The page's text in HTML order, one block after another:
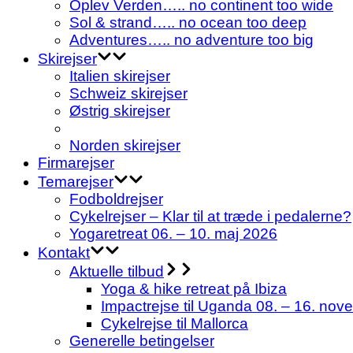
Oplev Verden….. no continent too wide
Sol & strand….. no ocean too deep
Adventures….. no adventure too big
Skirejser
Italien skirejser
Schweiz skirejser
Østrig skirejser
Norden skirejser
Firmarejser
Temarejser
Fodboldrejser
Cykelrejser – Klar til at træde i pedalerne?
Yogaretreat 06. – 10. maj 2026
Kontakt
Aktuelle tilbud
Yoga & hike retreat på Ibiza
Impactrejse til Uganda 08. – 16.
Cykelrejse til Mallorca
Generelle betingelser